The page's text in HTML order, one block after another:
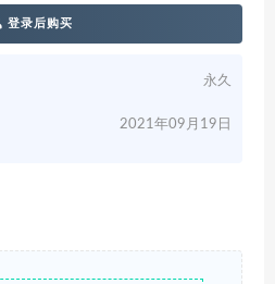
登录后购买
永久
2021年09月19日